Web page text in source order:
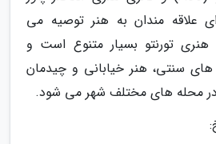
علاقه مندان به هنر توصیه می
تورنتو بسیار متنوع است و
سنتی، هنر خیابانی و چیدمان
محله های مختلف شهر می شود.